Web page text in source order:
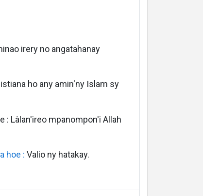
irery no angatahanay
ho any amin'ny Islam sy
: Làlan'ireo mpanompon'i Allah
hoe : Valio ny hatakay.